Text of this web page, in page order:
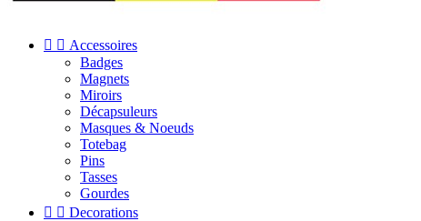
  Accessoires
Badges
Magnets
Miroirs
Décapsuleurs
Masques & Noeuds
Totebag
Pins
Tasses
Gourdes
  Decorations